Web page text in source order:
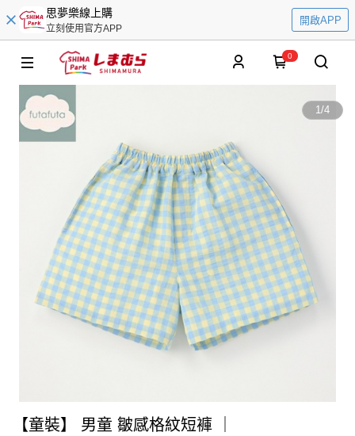
思夢樂線上購
立刻使用官方APP
開啟APP
0
1/4
【童裝】 男童 皺感格紋短褲 ｜